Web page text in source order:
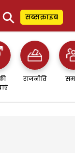
⚲ सब्सक्राइब
राजनीति